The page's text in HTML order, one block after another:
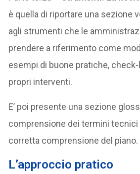
è quella di riportare una sezione
agli strumenti che le
prendere a riferimento come
esempi di buone pratiche,
propri interventi.
E’ poi presente una sezione
comprensione dei termini tecnici
corretta comprensione del piano.
L’approccio pratico